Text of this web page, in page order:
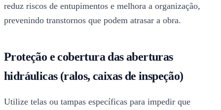
reduz riscos de entupimentos e melhora a organização,
prevenindo transtornos que podem atrasar a obra.
Proteção e cobertura das aberturas
hidráulicas (ralos, caixas de inspeção)
Utilize telas ou tampas específicas para impedir que